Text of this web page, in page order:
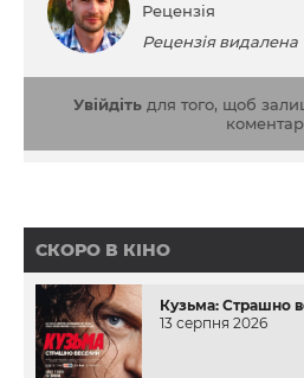
Рецензія
Рецензія видалена
Увійдітьдля того, щоб
коментар
СКОРО В КІНО
Кузьма: Страшно
13 серпня 2026